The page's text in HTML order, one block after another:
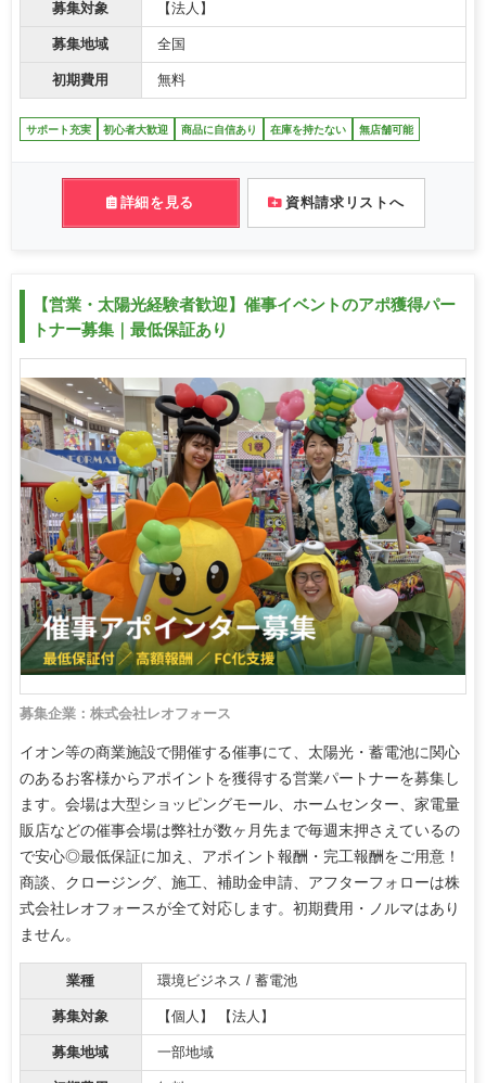
募集対象 【法人】
募集地域 全国
初期費用 無料
サポート充実 初心者大歓迎 商品に自信あり 在庫を持たない 無店舗可能
詳細を見る 資料請求リストへ
【営業・太陽光経験者歓迎】催事イベントのアポ獲得パー
トナー募集｜最低保証あり
募集企業：株式会社レオフォース
イオン等の商業施設で開催する催事にて、太陽光・蓄電池に関心
のあるお客様からアポイントを獲得する営業パートナーを募集し
ます。会場は大型ショッピングモール、ホームセンター、家電量
販店などの催事会場は弊社が数ヶ月先まで毎週末押さえているの
で安心◎最低保証に加え、アポイント報酬・完工報酬をご用意！
商談、クロージング、施工、補助金申請、アフターフォローは株
式会社レオフォースが全て対応します。初期費用・ノルマはあり
ません。
業種 環境ビジネス / 蓄電池
募集対象 【個人】 【法人】
募集地域 一部地域